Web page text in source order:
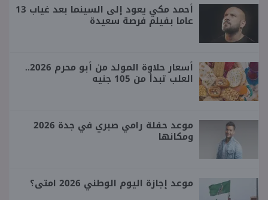
أحمد مكي يعود إلى السينما بعد غياب 13
عاما بفيلم فرصة سعيدة
أسعار حلاوة المولد من أبو محرم 2026..
العلب تبدأ من 105 جنيه
موعد حفلة رامي صبري في جدة 2026
ومكانها
موعد إجازة اليوم الوطني 2026 امتى؟